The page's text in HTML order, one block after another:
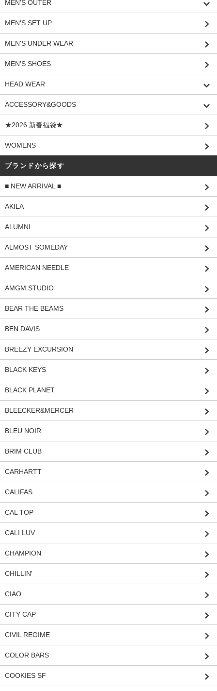
MEN'S OUTER
MEN'S SET UP
MEN'S UNDER WEAR
MEN'S SHOES
HEAD WEAR
ACCESSORY&GOODS
★2026 新春福袋★
WOMENS
ブランドから探す
■ NEW ARRIVAL ■
AKILA
ALUMNI
ALMOST SOMEDAY
AMERICAN NEEDLE
AMGM STUDIO
BEAR THE BEAMS
BEN DAVIS
BREEZY EXCURSION
BLACK KEYS
BLACK PLANET
BLEECKER&MERCER
BLEU NOIR
BRIM CLUB
CARHARTT
CALIFAS
CAL TOP
CALI LUV
CHAMPION
CHILLIN'
CIAO
CITY CAP
CIVIL REGIME
COLOR BARS
COOKIES SF